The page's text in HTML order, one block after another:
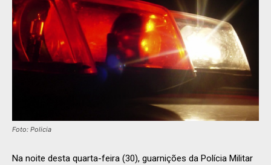
Foto: Policia
Na noite desta quarta-feira (30), guarnições da Polícia Militar